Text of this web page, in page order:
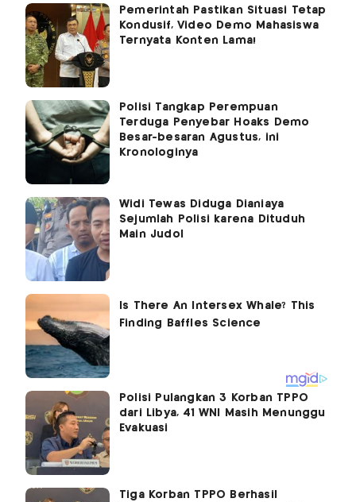
Pemerintah Pastikan Situasi Tetap
Kondusif, Video Demo Mahasiswa
Ternyata Konten Lama!
Polisi Tangkap Perempuan
Terduga Penyebar Hoaks Demo
Besar-besaran Agustus, ini
Kronologinya
Widi Tewas Diduga Dianiaya
Sejumlah Polisi karena Dituduh
Main Judol
Polisi Pulangkan 3 Korban TPPO
dari Libya, 41 WNI Masih Menunggu
Evakuasi
Tiga Korban TPPO Berhasil